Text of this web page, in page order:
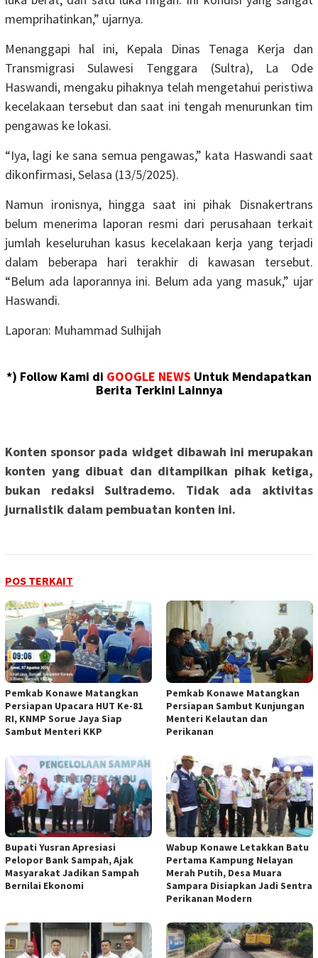
memprihatinkan,” ujarnya.
Menanggapi hal ini, Kepala Dinas Tenaga Kerja dan
Transmigrasi Sulawesi Tenggara (Sultra), La Ode
Haswandi, mengaku pihaknya telah mengetahui peristiwa
kecelakaan tersebut dan saat ini tengah menurunkan tim
pengawas ke lokasi.
“Iya, lagi ke sana semua pengawas,” kata Haswandi saat
dikonfirmasi, Selasa (13/5/2025).
Namun ironisnya, hingga saat ini pihak Disnakertrans
belum menerima laporan resmi dari perusahaan terkait
jumlah keseluruhan kasus kecelakaan kerja yang terjadi
dalam beberapa hari terakhir di kawasan tersebut.
“Belum ada laporannya ini. Belum ada yang masuk,” ujar
Haswandi.
Laporan: Muhammad Sulhijah
*) Follow Kami di GOOGLE NEWS Untuk Mendapatkan
Berita Terkini Lainnya
Konten sponsor pada widget dibawah ini merupakan
konten yang dibuat dan ditampilkan pihak ketiga,
bukan redaksi Sultrademo. Tidak ada aktivitas
jurnalistik dalam pembuatan konten ini.
POS TERKAIT
Pemkab Konawe Matangkan
Persiapan Upacara HUT Ke-81
RI, KNMP Sorue Jaya Siap
Sambut Menteri KKP
Pemkab Konawe Matangkan
Persiapan Sambut Kunjungan
Menteri Kelautan dan
Perikanan
Bupati Yusran Apresiasi
Pelopor Bank Sampah, Ajak
Masyarakat Jadikan Sampah
Bernilai Ekonomi
Wabup Konawe Letakkan Batu
Pertama Kampung Nelayan
Merah Putih, Desa Muara
Sampara Disiapkan Jadi Sentra
Perikanan Modern